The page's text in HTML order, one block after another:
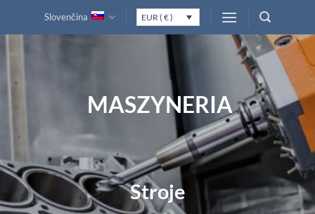
Slovenčina EUR ( € )
MASZYNERIA
Stroje